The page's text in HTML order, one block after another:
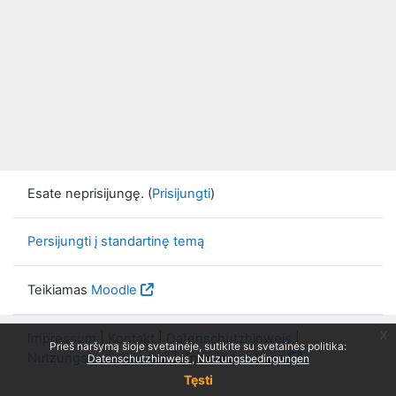
Prieš naršymą šioje svetainėje, sutikite su svetainės politika:
Datenschutzhinweis
Nutzungsbedingungen
Tęsti
Esate neprisijungę. (Prisijungti)
Persijungti į standartinę temą
Teikiamas Moodle
Impressum| Kontakt Datenschutzhinweis
|
Nutzungsbedingungen|Knowledge Base